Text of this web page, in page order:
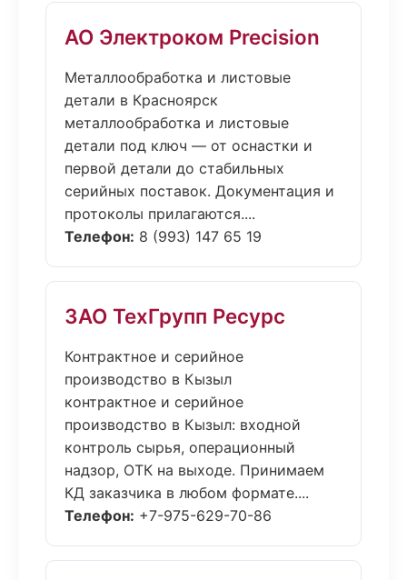
АО Электроком Precision
Металлообработка и листовые
детали в Красноярск
металлообработка и листовые
детали под ключ — от оснастки и
первой детали до стабильных
серийных поставок. Документация и
протоколы прилагаются....
Телефон: 8 (993) 147 65 19
ЗАО ТехГрупп Ресурс
Контрактное и серийное
производство в Кызыл
контрактное и серийное
производство в Кызыл: входной
контроль сырья, операционный
надзор, ОТК на выходе. Принимаем
КД заказчика в любом формате....
Телефон: +7-975-629-70-86